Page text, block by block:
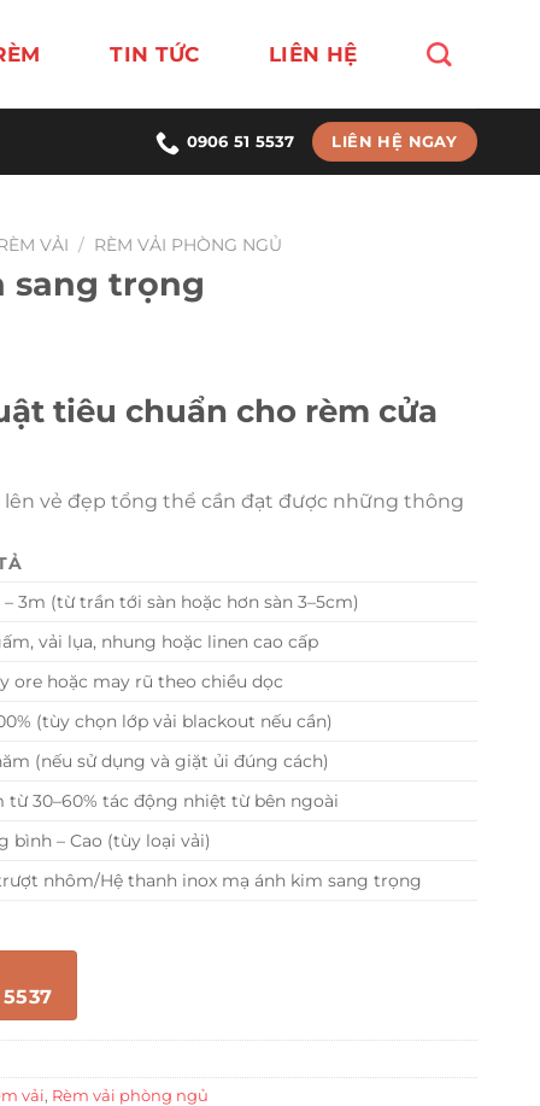
TIN TỨC LIÊN HỆ
0906 51 5537 LIÊN HỆ NGAY
VẢI / RÈM VẢI PHÒNG NGỦ
sang trọng
tiêu chuẩn cho rèm cửa
vẻ đẹp tổng thể cần đạt được những thông
– 3m (từ trần tới sàn hoặc hơn sàn 3–5cm)
vải lụa, nhung hoặc linen cao cấp
ore hoặc may rũ theo chiều dọc
(tùy chọn lớp vải blackout nếu cần)
(nếu sử dụng và giặt ủi đúng cách)
từ 30–60% tác động nhiệt từ bên ngoài
bình – Cao (tùy loại vải)
nhôm/Hệ thanh inox mạ ánh kim sang trọng
vải, Rèm vải phòng ngủ